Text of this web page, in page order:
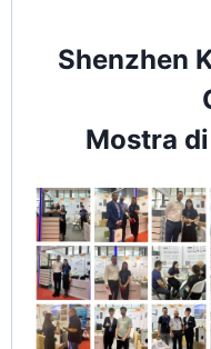
Shenzhen
Mostra